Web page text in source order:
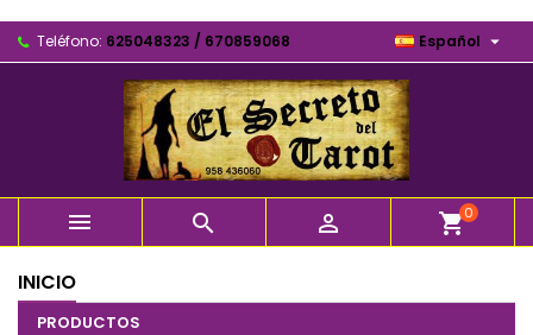
Teléfono: 625048323 / 670859068 Español 
   shopping_cart0
INICIO
PRODUCTOS